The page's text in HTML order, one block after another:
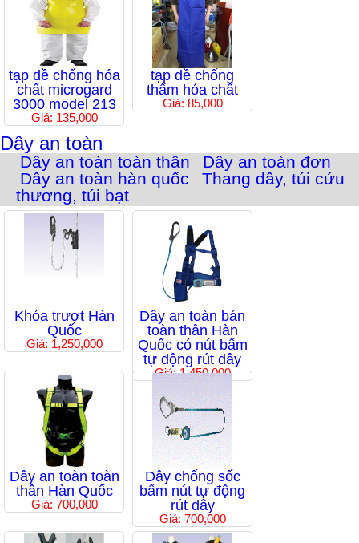
tạp dề chống hóa
chất microgard
3000 model 213
Giá: 135,000
tạp dề chống
thấm hóa chất
Giá: 85,000
Dây an toàn
Dây an toàn toàn thân
Dây an toàn đơn
Dây an toàn hàn quốc
Thang dây, túi cứu
thương, túi bạt
Khóa trượt Hàn
Quốc
Giá: 1,250,000
Dây an toàn bán
toàn thân Hàn
Quốc có nút bấm
tự động rút dây
Giá: 1,450,000
Dây an toàn toàn
thân Hàn Quốc
Giá: 700,000
Dây chống sốc
bấm nút tự động
rút dây
Giá: 700,000